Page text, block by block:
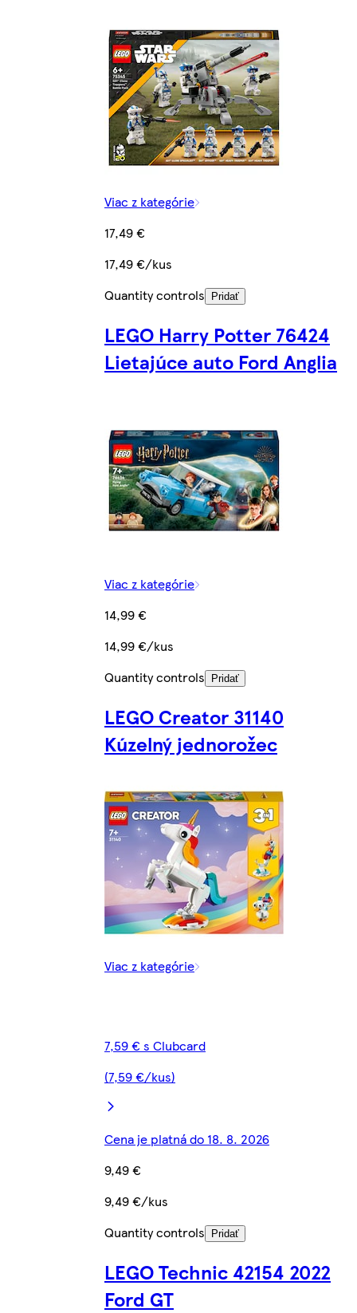
Viac z kategórie
17,49 €
17,49 €/kus
Quantity controls
Pridať
LEGO Harry Potter 76424
Lietajúce auto Ford Anglia
Viac z kategórie
14,99 €
14,99 €/kus
Quantity controls
Pridať
LEGO Creator 31140
Kúzelný jednorožec
Viac z kategórie
7,59 € s Clubcard
(7,59 €/kus)
Cena je platná do 18. 8. 2026
9,49 €
9,49 €/kus
Quantity controls
Pridať
LEGO Technic 42154 2022
Ford GT